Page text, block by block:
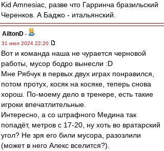
Kid Amnesiac, разве что Гарринча бразильский
Черенков. А Баджо - итальянский.
AiltonD -
31 июл 2024 22:20
Вот и команда наша не чурается черновой
работы, мусор бодро вынесли :D
Мне Рябчук в первых двух играх понравился,
потом протух, косяк на косяке, теперь снова
хорош. По-моему дело в тренере, есть такие
игроки впечатлительные.
Интересно, а со штрафного Медина так
попадёт, метров с 17-20, ну хоть во вратарский
угол? Не зря его били мусора, разозлили
(может в него Алекс вселится?).